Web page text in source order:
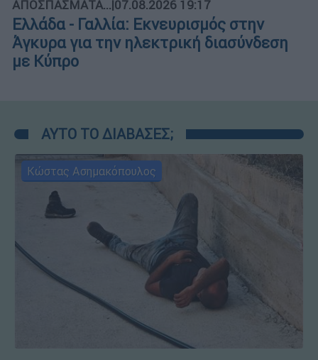
ΑΠΟΣΠΑΣΜΑΤΑ...|07.08.2026 19:17
Ελλάδα - Γαλλία: Εκνευρισμός στην
Άγκυρα για την ηλεκτρική διασύνδεση
με Κύπρο
ΑΥΤΟ ΤΟ ΔΙΑΒΑΣΕΣ;
Κώστας Ασημακόπουλος